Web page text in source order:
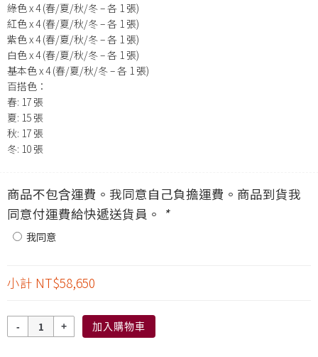
綠色 x 4 (春/夏/秋/冬 – 各 1 張)
紅色 x 4 (春/夏/秋/冬 – 各 1 張)
紫色 x 4 (春/夏/秋/冬 – 各 1 張)
白色 x 4 (春/夏/秋/冬 – 各 1 張)
基本色 x 4 (春/夏/秋/冬 – 各 1 張)
百搭色：
春: 17 張
夏: 15 張
秋: 17 張
冬: 10 張
商品不包含運費。我同意自己負擔運費。商品到貨我
同意付運費給快遞送貨員。 *
我同意
小計 NT$58,650
數
量
加入購物車